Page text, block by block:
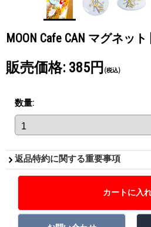
MOON Cafe CAN マグネット
販売価格: 385円 (税込)
数量:
返品特約に関する重要事項